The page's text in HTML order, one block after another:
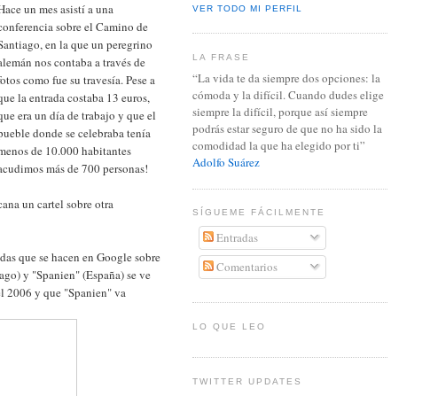
un mes asistí a una
sobre el Camino de
en la que un peregrino
nos contaba a través de
como fue su travesía. Pese a
la entrada costaba 13 euros,
era un día de trabajo y que el
donde se celebraba tenía
de 10.000 habitantes
más de 700 personas!
un cartel sobre otra
que se hacen en Google sobre
y "Spanien" (España) se ve
2006 y que "Spanien" va
VER TODO MI PERFIL
LA FRASE
“La vida te da siempre dos opciones: la
cómoda y la difícil. Cuando dudes elige
siempre la difícil, porque así siempre
podrás estar seguro de que no ha sido la
comodidad la que ha elegido por ti”
Adolfo Suárez
SÍGUEME FÁCILMENTE
Entradas
Comentarios
LO QUE LEO
TWITTER UPDATES